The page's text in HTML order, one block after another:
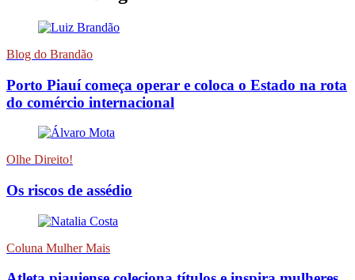
Blog do Brandão
Porto Piauí começa operar e coloca o Estado na rota
do comércio internacional
Olhe Direito!
Os riscos de assédio
Coluna Mulher Mais